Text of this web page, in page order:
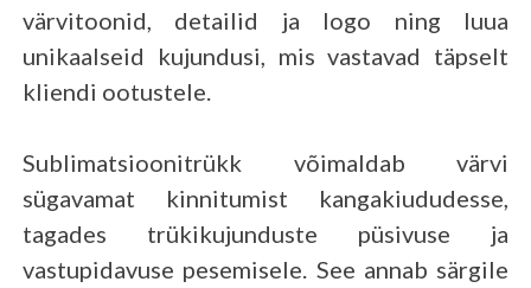
värvitoonid, detailid ja logo ning luua
unikaalseid kujundusi, mis vastavad täpselt
kliendi ootustele.
Sublimatsioonitrükk võimaldab värvi
sügavamat kinnitumist kangakiududesse,
tagades trükikujunduste püsivuse ja
vastupidavuse pesemisele. See annab särgile